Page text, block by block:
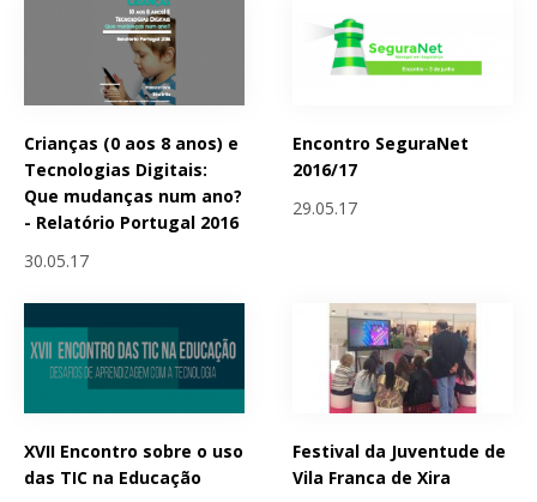
Crianças (0 aos 8 anos) e
Tecnologias Digitais:
Que mudanças num ano?
- Relatório Portugal 2016
30.05.17
Encontro SeguraNet
2016/17
29.05.17
XVII Encontro sobre o uso
das TIC na Educação
Festival da Juventude de
Vila Franca de Xira